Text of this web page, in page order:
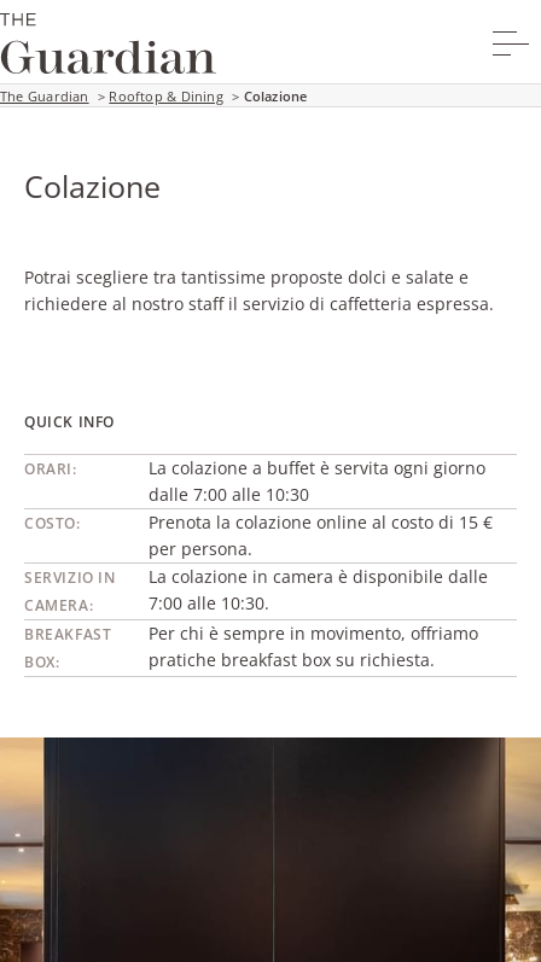
The Guardian > Rooftop & Dining > Colazione
Colazione
Potrai scegliere tra tantissime proposte dolci e salate e
richiedere al nostro staff il servizio di caffetteria espressa.
QUICK INFO
ORARI:
La colazione a buffet è servita ogni giorno
dalle 7:00 alle 10:30
COSTO:
Prenota la colazione online al costo di 15 €
per persona.
SERVIZIO IN
CAMERA:
La colazione in camera è disponibile dalle
7:00 alle 10:30.
BREAKFAST
BOX:
Per chi è sempre in movimento, offriamo
pratiche breakfast box su richiesta.